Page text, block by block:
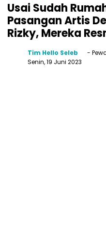
Usai Sudah
Pasangan Artis
Rizky, Mereka
Tim Hello Seleb
-
Senin, 19 Juni 2023